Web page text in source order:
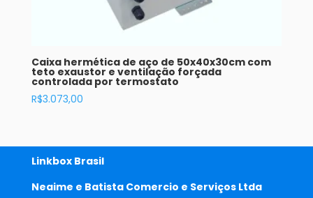
Caixa hermética de aço de 50x40x30cm com
teto exaustor e ventilação forçada
controlada por termostato
R$3.073,00
Linkbox Brasil
Neaime e Batista Comercio e Serviços Ltda